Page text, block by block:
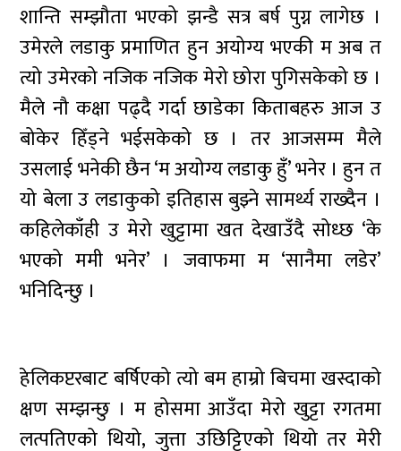
शान्ति सम्झौता भएको झन्डै सत्र बर्ष पुग्न लागेछ ।
उमेरले लडाकु प्रमाणित हुन अयोग्य भएकी म अब त
त्यो उमेरको नजिक नजिक मेरो छोरा पुगिसकेको छ ।
मैले नौ कक्षा पढ्दै गर्दा छाडेका किताबहरु आज उ
बोकेर हिँड्ने भईसकेको छ । तर आजसम्म मैले
उसलाई भनेकी छैन ‘म अयोग्य लडाकु हुँ’ भनेर । हुन त
यो बेला उ लडाकुको इतिहास बुझ्ने सामर्थ्य राख्दैन ।
कहिलेकाँही उ मेरो खुट्टामा खत देखाउँदै सोध्छ ‘के
भएको ममी भनेर’ । जवाफमा म ‘सानैमा लडेर’
भनिदिन्छु ।
हेलिकप्टरबाट बर्षिएको त्यो बम हाम्रो बिचमा खस्दाको
क्षण सम्झन्छु । म होसमा आउँदा मेरो खुट्टा रगतमा
लत्पतिएको थियो‚ जुत्ता उछिट्टिएको थियो तर मेरी